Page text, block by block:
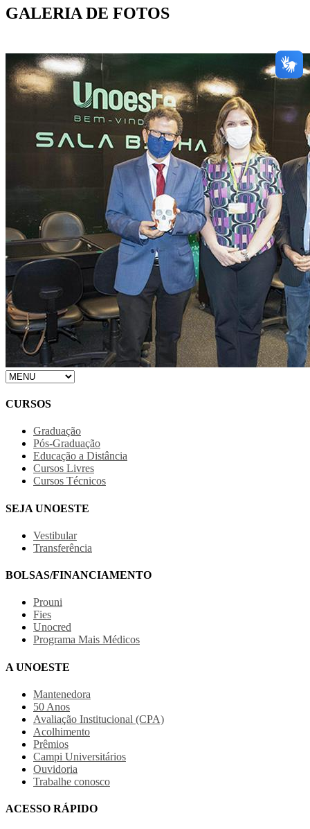
GALERIA DE FOTOS
CURSOS
Graduação
Pós-Graduação
Educação a Distância
Cursos Livres
Cursos Técnicos
SEJA UNOESTE
Vestibular
Transferência
BOLSAS/FINANCIAMENTO
Prouni
Fies
Unocred
Programa Mais Médicos
A UNOESTE
Mantenedora
50 Anos
Avaliação Institucional (CPA)
Acolhimento
Prêmios
Campi Universitários
Ouvidoria
Trabalhe conosco
ACESSO RÁPIDO